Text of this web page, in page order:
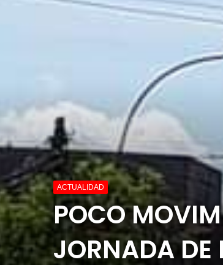
ACTUALIDAD
POCO
JORNADA DE